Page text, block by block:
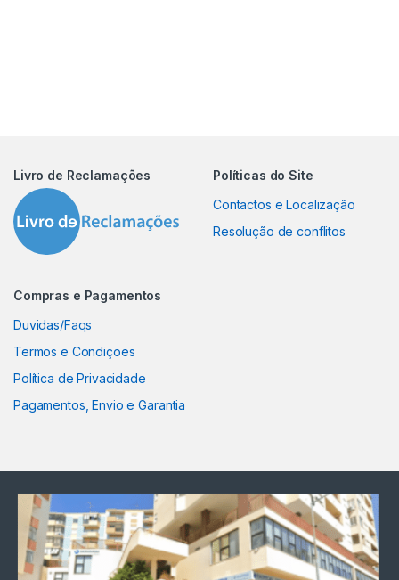
Livro de Reclamações
Políticas do Site
Contactos e Localização
Resolução de conflitos
Compras e Pagamentos
Duvidas/Faqs
Termos e Condiçoes
Política de Privacidade
Pagamentos, Envio e Garantia